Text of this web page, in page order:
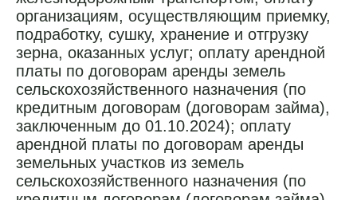
организациям, осуществляющим приемку,
подработку, сушку, хранение и отгрузку
зерна, оказанных услуг; оплату арендной
платы по договорам аренды земель
сельскохозяйственного назначения (по
кредитным договорам (договорам займа),
заключенным до 01.10.2024); оплату
арендной платы по договорам аренды
земельных участков из земель
сельскохозяйственного назначения (по